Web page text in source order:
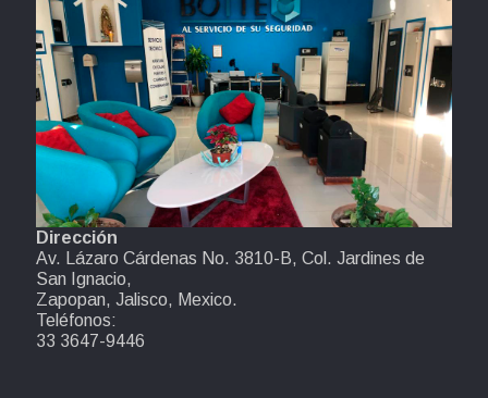
Dirección
Av. Lázaro Cárdenas No. 3810-B, Col. Jardines de
San Ignacio,
Zapopan, Jalisco, Mexico.
Teléfonos:
33 3647-9446